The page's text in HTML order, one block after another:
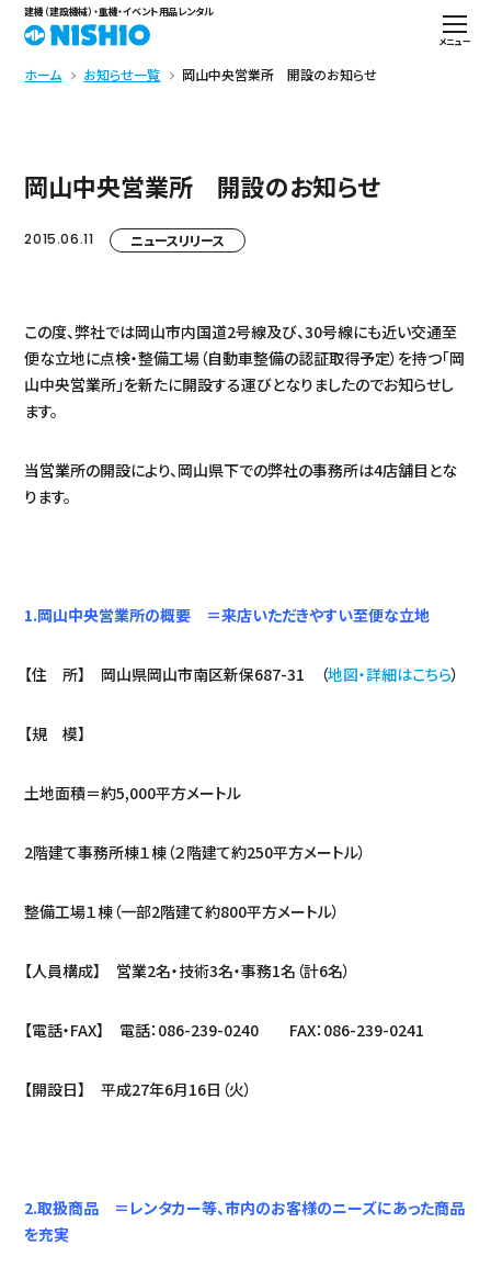
建機（建設機械）・重機・イベント用品レンタル
メニュー
ホーム お知らせ一覧 岡山中央営業所 開設のお知らせ
岡山中央営業所 開設のお知らせ
2015.06.11 ニュースリリース
この度、弊社では岡山市内国道2号線及び、30号線にも近い交通至
便な立地に点検・整備工場（自動車整備の認証取得予定）を持つ「岡
山中央営業所」を新たに開設する運びとなりましたのでお知らせし
ます。
当営業所の開設により、岡山県下での弊社の事務所は4店舗目とな
ります。
1.岡山中央営業所の概要 ＝来店いただきやすい至便な立地
【住 所】 岡山県岡山市南区新保687-31 （地図・詳細はこちら）
【規 模】
土地面積＝約5,000平方メートル
2階建て事務所棟１棟（２階建て約250平方メートル）
整備工場１棟（一部2階建て約800平方メートル）
【人員構成】 営業2名・技術3名・事務1名（計6名）
【電話・FAX】 電話：086-239-0240 FAX：086-239-0241
【開設日】 平成27年6月16日（火）
2.取扱商品 ＝レンタカー等、市内のお客様のニーズにあった商品
を充実